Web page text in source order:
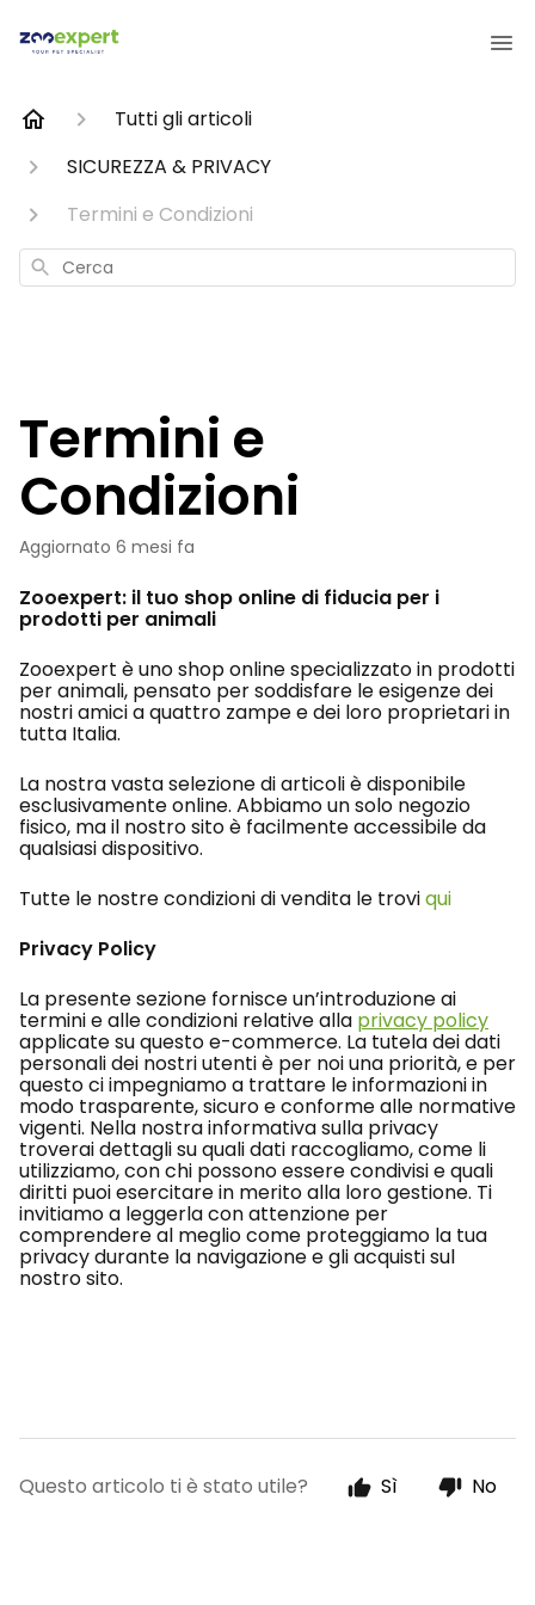
Tutti gli articoli
SICUREZZA & PRIVACY
Termini e Condizioni
Cerca
Termini e
Condizioni
Aggiornato 6 mesi fa
Zooexpert: il tuo shop online di fiducia per i
prodotti per animali
Zooexpert è uno shop online specializzato in prodotti
per animali, pensato per soddisfare le esigenze dei
nostri amici a quattro zampe e dei loro proprietari in
tutta Italia.
La nostra vasta selezione di articoli è disponibile
esclusivamente online. Abbiamo un solo negozio
fisico, ma il nostro sito è facilmente accessibile da
qualsiasi dispositivo.
Tutte le nostre condizioni di vendita le troviqui
Privacy Policy
La presente sezione fornisce un’introduzione ai
termini e alle condizioni relative alla privacy policy
applicate su questo e-commerce. La tutela dei dati
personali dei nostri utenti è per noi una priorità, e per
questo ci impegniamo a trattare le informazioni in
modo trasparente, sicuro e conforme alle normative
vigenti. Nella nostra informativa sulla privacy
troverai dettagli su quali dati raccogliamo, come li
utilizziamo, con chi possono essere condivisi e quali
diritti puoi esercitare in merito alla loro gestione. Ti
invitiamo a leggerla con attenzione per
comprendere al meglio come proteggiamo la tua
privacy durante la navigazione e gli acquisti sul
nostro sito.
Questo articolo ti è stato utile? Sì No